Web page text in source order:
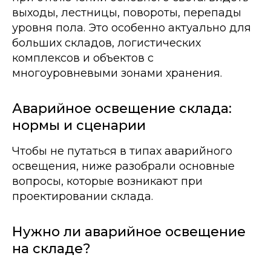
выходы, лестницы, повороты, перепады
уровня пола. Это особенно актуально для
больших складов, логистических
комплексов и объектов с
многоуровневыми зонами хранения.
Аварийное освещение склада:
нормы и сценарии
Чтобы не путаться в типах аварийного
освещения, ниже разобрали основные
вопросы, которые возникают при
проектировании склада.
Нужно ли аварийное освещение
на складе?